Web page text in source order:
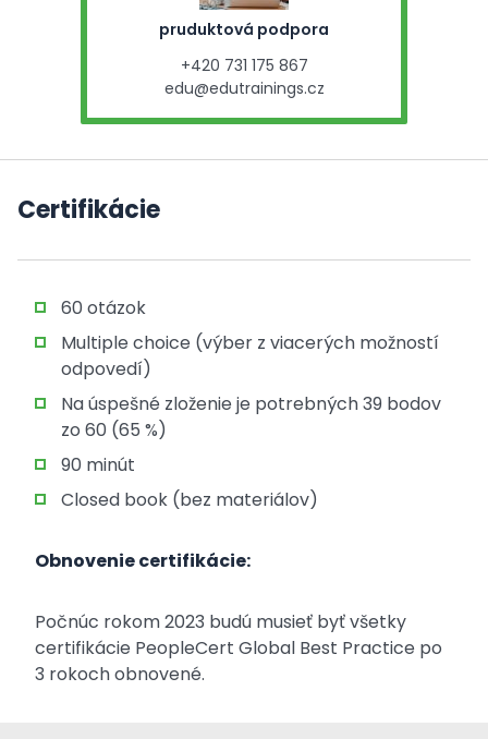
pruduktová podpora
+420 731 175 867
edu@edutrainings.cz
Certifikácie
60 otázok
Multiple choice (výber z viacerých možností
odpovedí)
Na úspešné zloženie je potrebných 39 bodov
zo 60 (65 %)
90 minút
Closed book (bez materiálov)
Obnovenie certifikácie:
Počnúc rokom 2023 budú musieť byť všetky
certifikácie PeopleCert Global Best Practice po
3 rokoch obnovené.